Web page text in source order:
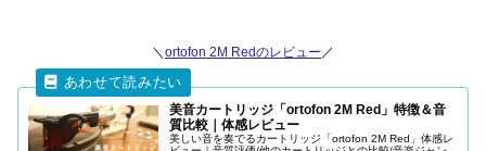
＼ ortofon 2M Redのレビュー ／
美音カートリッジ「ortofon 2M Red」特徴＆音
質比較｜体感レビュー
美しい音を奏でるカートリッジ「ortofon 2M Red」体感レ